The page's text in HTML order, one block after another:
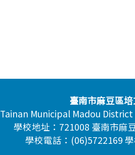
臺南市麻豆區
Tainan Municipal Madou
學校地址：721008 臺南市麻
學校電話：(06)5722169